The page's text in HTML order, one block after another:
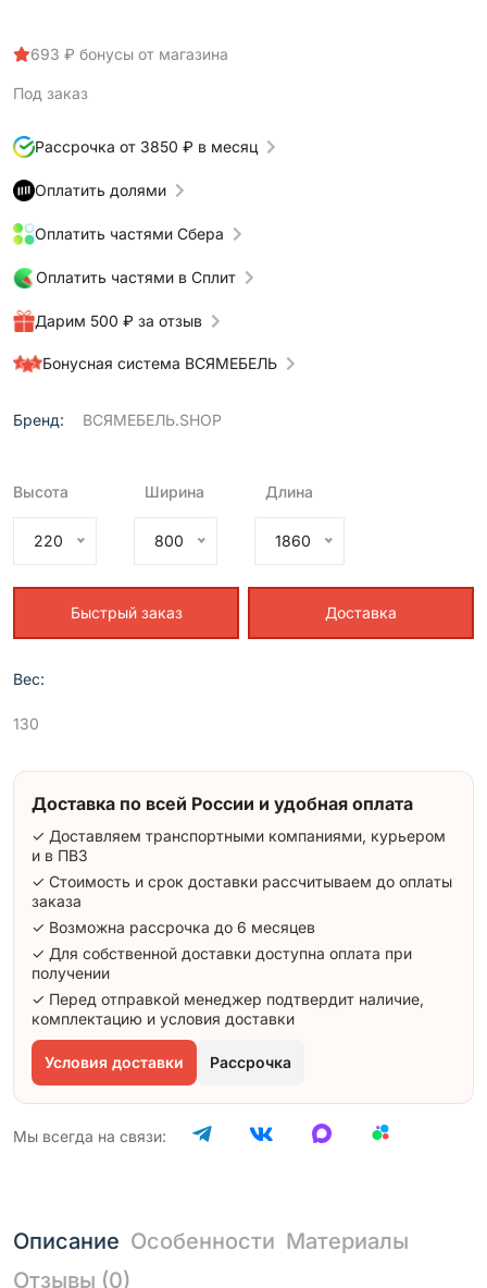
693 ₽ бонусы от магазина
Под заказ
Рассрочка от 3850 ₽ в месяц
Оплатить долями
Оплатить частями Сбера
Оплатить частями в Сплит
Дарим 500 ₽ за отзыв
Бонусная система ВСЯМЕБЕЛЬ
Бренд: ВСЯМЕБЕЛЬ.SHOP
Высота
220
Ширина
800
Длина
1860
Быстрый заказ Доставка
Вес:
130
Доставка по всей России и удобная оплата
✓ Доставляем транспортными компаниями, курьером
и в ПВЗ
✓ Стоимость и срок доставки рассчитываем до оплаты
заказа
✓ Возможна рассрочка до 6 месяцев
✓ Для собственной доставки доступна оплата при
получении
✓ Перед отправкой менеджер подтвердит наличие,
комплектацию и условия доставки
Условия доставки Рассрочка
Мы всегда на связи:
Описание Особенности Материалы
Отзывы (0)